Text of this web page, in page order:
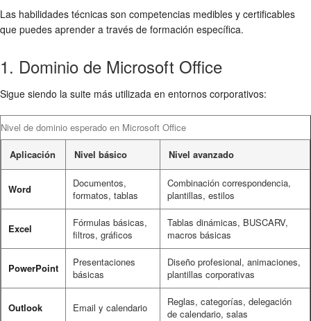
Las habilidades técnicas son competencias medibles y certificables
que puedes aprender a través de formación específica.
1. Dominio de Microsoft Office
Sigue siendo la suite más utilizada en entornos corporativos:
Nivel de dominio esperado en Microsoft Office
Aplicación Nivel básico Nivel avanzado
Word
Documentos,
formatos, tablas
Combinación correspondencia,
plantillas, estilos
Excel
Fórmulas básicas,
filtros, gráficos
Tablas dinámicas, BUSCARV,
macros básicas
PowerPoint
Presentaciones
básicas
Diseño profesional, animaciones,
plantillas corporativas
Outlook Email y calendario
Reglas, categorías, delegación
de calendario, salas